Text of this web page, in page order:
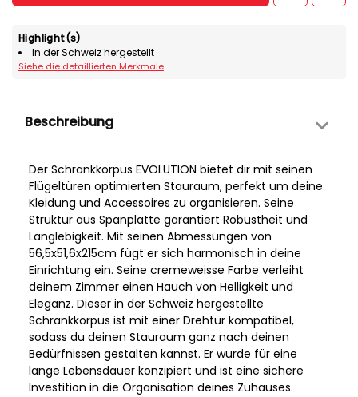
Highlight(s)
In der Schweiz hergestellt
Siehe die detaillierten Merkmale
Beschreibung
Der Schrankkorpus EVOLUTION bietet dir mit seinen
Flügeltüren optimierten Stauraum, perfekt um deine
Kleidung und Accessoires zu organisieren. Seine
Struktur aus Spanplatte garantiert Robustheit und
Langlebigkeit. Mit seinen Abmessungen von
56,5x51,6x215cm fügt er sich harmonisch in deine
Einrichtung ein. Seine cremeweisse Farbe verleiht
deinem Zimmer einen Hauch von Helligkeit und
Eleganz. Dieser in der Schweiz hergestellte
Schrankkorpus ist mit einer Drehtür kompatibel,
sodass du deinen Stauraum ganz nach deinen
Bedürfnissen gestalten kannst. Er wurde für eine
lange Lebensdauer konzipiert und ist eine sichere
Investition in die Organisation deines Zuhauses.